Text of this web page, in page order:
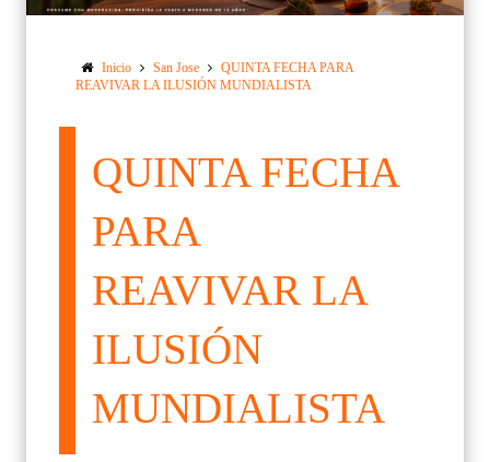
Inicio San Jose
QUINTA FECHA PARA
REAVIVAR LA ILUSIÓN MUNDIALISTA
QUINTA FECHA
PARA
REAVIVAR LA
ILUSIÓN
MUNDIALISTA